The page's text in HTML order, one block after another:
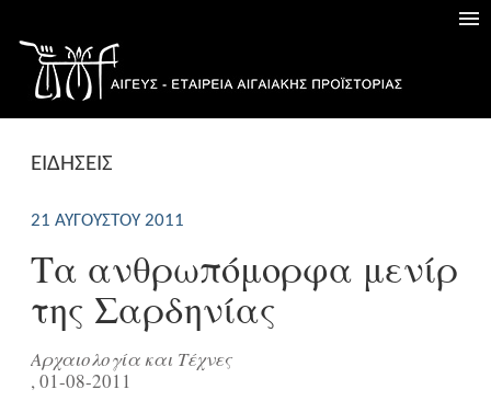
ΕΙΔΗΣΕΙΣ
21 ΑΥΓΟΎΣΤΟΥ 2011
Τα ανθρωπόμορφα μενίρ
της Σαρδηνίας
Αρχαιολογία και Τέχνες
, 01-08-2011